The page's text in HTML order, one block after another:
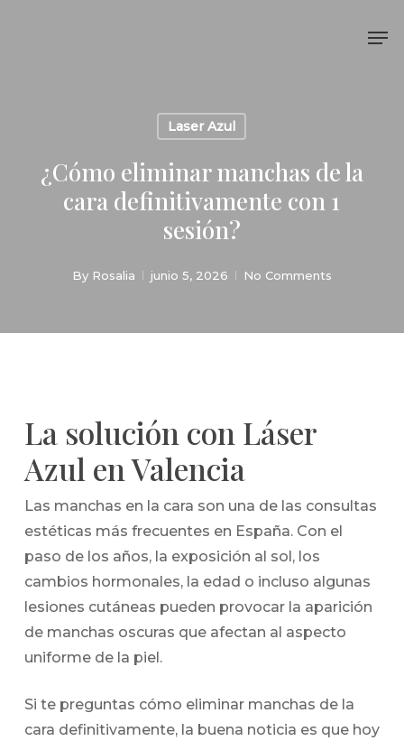
Laser Azul
¿Cómo eliminar manchas de la
cara definitivamente con 1
sesión?
By Rosalia junio 5, 2026 No Comments
La solución con Láser
Azul en Valencia
Las manchas en la cara son una de las consultas
estéticas más frecuentes en España. Con el
paso de los años, la exposición al sol, los
cambios hormonales, la edad o incluso algunas
lesiones cutáneas pueden provocar la aparición
de manchas oscuras que afectan al aspecto
uniforme de la piel.
Si te preguntas cómo eliminar manchas de la
cara definitivamente, la buena noticia es que hoy